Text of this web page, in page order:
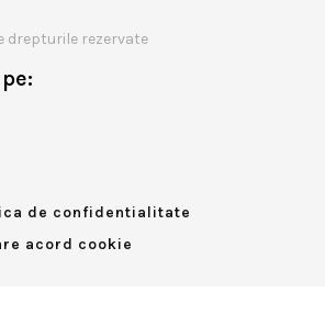
drepturile rezervate
de confidentialitate
acord cookie